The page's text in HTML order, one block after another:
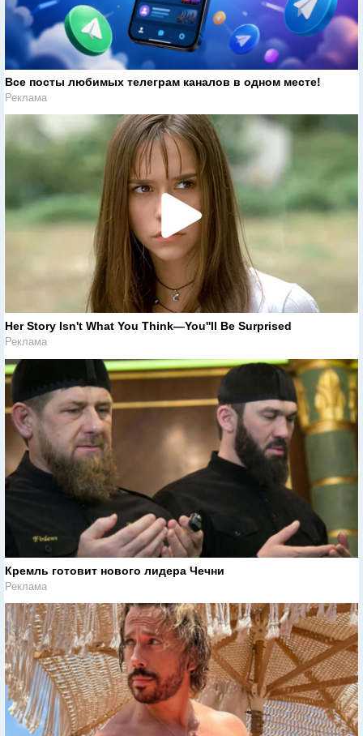
Все посты любимых телеграм каналов в одном месте!
Реклама
Her Story Isn't What You Think—You''ll Be Surprised
Реклама
Кремль готовит нового лидера Чечни
Реклама